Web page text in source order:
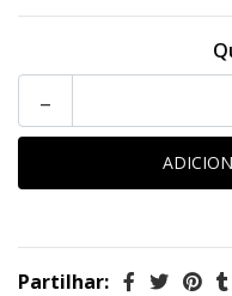
-
Partilhar: